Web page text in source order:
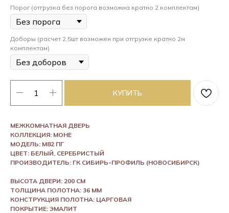
Порог (отгрузка без порога возможна кратно 2 комплектам)
Доборы (расчет 2,5шт возможен при отгрузке кратно 2м
комплектам)
КУПИТЬ
МЕЖКОМНАТНАЯ ДВЕРЬ
КОЛЛЕКЦИЯ: МОНЕ
МОДЕЛЬ: М82 ПГ
ЦВЕТ: БЕЛЫЙ, СЕРЕБРИСТЫЙ
ПРОИЗВОДИТЕЛЬ: ГК СИБИРЬ-ПРОФИЛЬ (НОВОСИБИРСК)
ВЫСОТА ДВЕРИ: 200 СМ
ТОЛЩИНА ПОЛОТНА: 36 ММ
КОНСТРУКЦИЯ ПОЛОТНА: ЦАРГОВАЯ
ПОКРЫТИЕ: ЭМАЛИТ